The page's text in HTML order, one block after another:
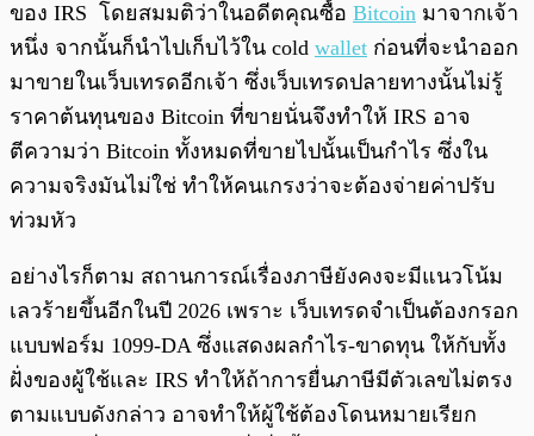
ของ IRS โดยสมมติว่าในอดีตคุณซื้อ Bitcoin มาจากเจ้า
หนึ่ง จากนั้นก็นำไปเก็บไว้ใน cold wallet ก่อนที่จะนำออก
มาขายในเว็บเทรดอีกเจ้า ซึ่งเว็บเทรดปลายทางนั้นไม่รู้
ราคาต้นทุนของ Bitcoin ที่ขายนั่นจึงทำให้ IRS อาจ
ตีความว่า Bitcoin ทั้งหมดที่ขายไปนั้นเป็นกำไร ซึ่งใน
ความจริงมันไม่ใช่ ทำให้คนเกรงว่าจะต้องจ่ายค่าปรับ
ท่วมหัว
อย่างไรก็ตาม สถานการณ์เรื่องภาษียังคงจะมีแนวโน้ม
เลวร้ายขึ้นอีกในปี 2026 เพราะ เว็บเทรดจำเป็นต้องกรอก
แบบฟอร์ม 1099-DA ซึ่งแสดงผลกำไร-ขาดทุน ให้กับทั้ง
ฝั่งของผู้ใช้และ IRS ทำให้ถ้าการยื่นภาษีมีตัวเลขไม่ตรง
ตามแบบดังกล่าว อาจทำให้ผู้ใช้ต้องโดนหมายเรียก